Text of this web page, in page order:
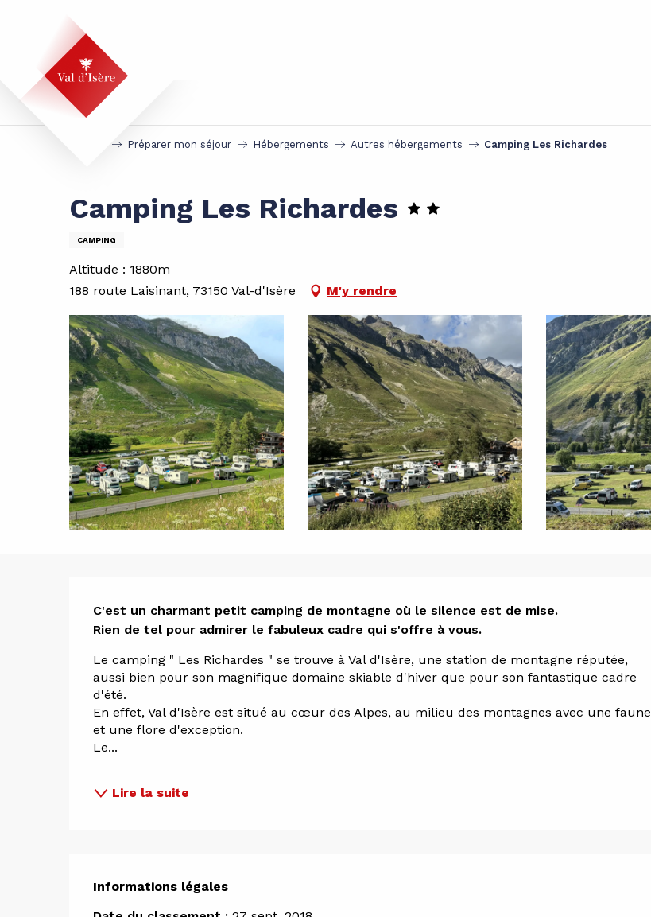
principal
Préparer mon séjour Hébergements Autres hébergements Camping Les Richardes
Camping Les Richardes
CAMPING
Altitude : 1880m
188 route Laisinant, 73150 Val-d'Isère
M'y rendre
Description
C'est un charmant petit camping de montagne où le silence est de mise.
Rien de tel pour admirer le fabuleux cadre qui s'offre à vous.
Le camping " Les Richardes " se trouve à Val d'Isère, une station de montagne réputée,
aussi bien pour son magnifique domaine skiable d'hiver que pour son fantastique cadre
d'été.
En effet, Val d'Isère est situé au cœur des Alpes, au milieu des montagnes avec une faune
et une flore d'exception.
Le...
Lire la suite
Informations légales
Informations légales